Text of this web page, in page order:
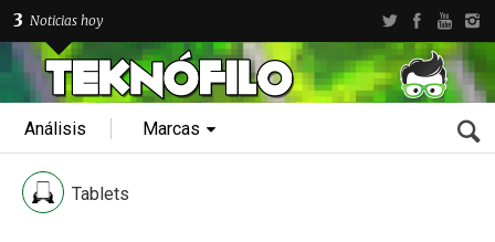
3 Noticias hoy
Análisis Marcas
Tablets